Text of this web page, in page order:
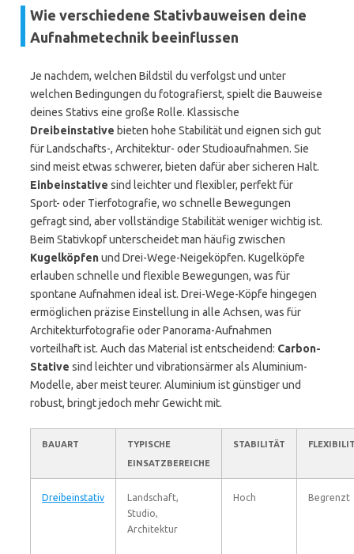
Wie verschiedene Stativbauweisen deine
Aufnahmetechnik beeinflussen
Je nachdem, welchen Bildstil du verfolgst und unter
welchen Bedingungen du fotografierst, spielt die Bauweise
deines Stativs eine große Rolle. Klassische
Dreibeinstative bieten hohe Stabilität und eignen sich gut
für Landschafts-, Architektur- oder Studioaufnahmen. Sie
sind meist etwas schwerer, bieten dafür aber sicheren Halt.
Einbeinstative sind leichter und flexibler, perfekt für
Sport- oder Tierfotografie, wo schnelle Bewegungen
gefragt sind, aber vollständige Stabilität weniger wichtig ist.
Beim Stativkopf unterscheidet man häufig zwischen
Kugelköpfenund Drei-Wege-Neigeköpfen. Kugelköpfe
erlauben schnelle und flexible Bewegungen, was für
spontane Aufnahmen ideal ist. Drei-Wege-Köpfe hingegen
ermöglichen präzise Einstellung in alle Achsen, was für
Architekturfotografie oder Panorama-Aufnahmen
vorteilhaft ist. Auch das Material ist entscheidend: Carbon-
Stative sind leichter und vibrationsärmer als Aluminium-
Modelle, aber meist teurer. Aluminium ist günstiger und
robust, bringt jedoch mehr Gewicht mit.
BAUART
TYPISCHE
EINSATZBEREICHE
STABILITÄT
Dreibeinstativ
Landschaft,
Studio,
Architektur
Hoch Begrenzt